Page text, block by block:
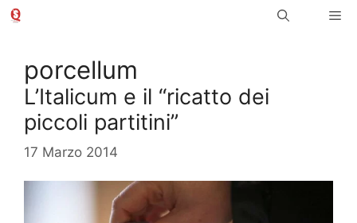
Vai
porcellum
L’Italicum e il “ricatto dei
piccoli partitini”
17 Marzo 2014